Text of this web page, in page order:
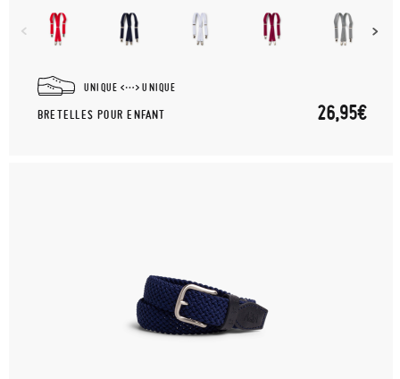
UNIQUE UNIQUE
BRETELLES POUR ENFANT 26,95€